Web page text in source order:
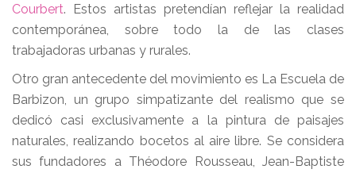
Courbert. Estos artistas pretendían reflejar la realidad
contemporánea, sobre todo la de las clases
trabajadoras urbanas y rurales.
Otro gran antecedente del movimiento es La Escuela de
Barbizon, un grupo simpatizante del realismo que se
dedicó casi exclusivamente a la pintura de paisajes
naturales, realizando bocetos al aire libre. Se considera
sus fundadores a Théodore Rousseau, Jean-Baptiste